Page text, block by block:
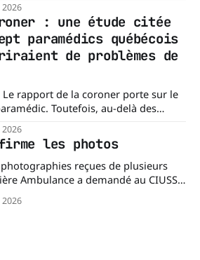
que l'île de Montréal s'étend sur
km². La différence n'est
2026
: une étude citée
paramédics québécois
de problèmes de
rapport de la coroner porte sur le
Toutefois, au-delà des
: les blessures psychologiques chez
de soutien qui leur
2026
les photos
reçues de plusieurs
Ambulance a demandé au CIUSSS
à La
2026